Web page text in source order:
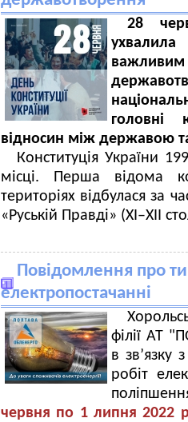
28
головні
відносин між державою
Конституція України
місці. Перша відома
територіях відбулася за
«Руській Правді» (ХІ–ХІІ
Повідомлення про
електропостачанні
філії АТ
в зв’язку
робіт
червня по 1 липня 2022